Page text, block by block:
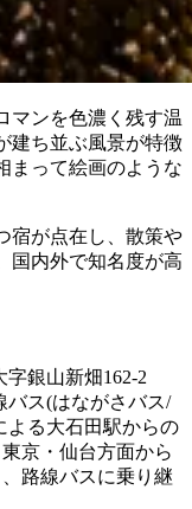
マンを色濃く残す温
建ち並ぶ風景が特徴
まって絵画のような
宿が点在し、散策や
国内外で知名度が高
字銀山新畑162-2
バス(はながさバス/
よる大石田駅からの
京・仙台方面から
路線バスに乗り継